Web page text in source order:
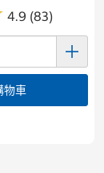
4.9 (83)
物車